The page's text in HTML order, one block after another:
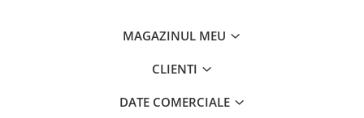
MAGAZINUL MEU
CLIENTI
DATE COMERCIALE